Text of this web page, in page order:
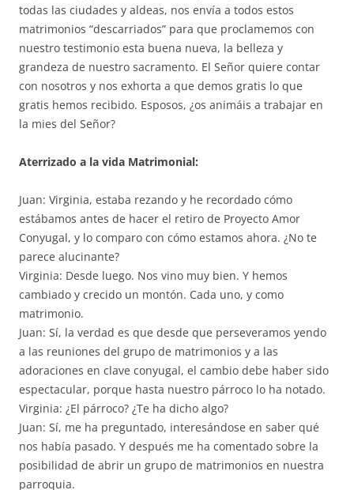
todas las ciudades y aldeas, nos envía a todos estos
matrimonios “descarriados” para que proclamemos con
nuestro testimonio esta buena nueva, la belleza y
grandeza de nuestro sacramento. El Señor quiere contar
con nosotros y nos exhorta a que demos gratis lo que
gratis hemos recibido. Esposos, ¿os animáis a trabajar en
la mies del Señor?
Aterrizado a la vida Matrimonial:
Juan: Virginia, estaba rezando y he recordado cómo
estábamos antes de hacer el retiro de Proyecto Amor
Conyugal, y lo comparo con cómo estamos ahora. ¿No te
parece alucinante?
Virginia: Desde luego. Nos vino muy bien. Y hemos
cambiado y crecido un montón. Cada uno, y como
matrimonio.
Juan: Sí, la verdad es que desde que perseveramos yendo
a las reuniones del grupo de matrimonios y a las
adoraciones en clave conyugal, el cambio debe haber sido
espectacular, porque hasta nuestro párroco lo ha notado.
Virginia: ¿El párroco? ¿Te ha dicho algo?
Juan: Sí, me ha preguntado, interesándose en saber qué
nos había pasado. Y después me ha comentado sobre la
posibilidad de abrir un grupo de matrimonios en nuestra
parroquia.